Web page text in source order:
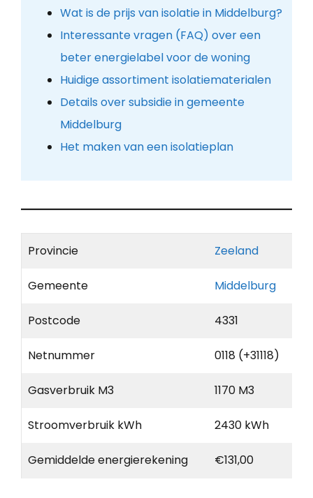
Wat is de prijs van isolatie in Middelburg?
Interessante vragen (FAQ) over een
beter energielabel voor de woning
Huidige assortiment isolatiematerialen
Details over subsidie in gemeente
Middelburg
Het maken van een isolatieplan
Provincie Zeeland
Gemeente Middelburg
Postcode 4331
Netnummer 0118 (+31118)
Gasverbruik M3 1170 M3
Stroomverbruik kWh 2430 kWh
Gemiddelde energierekening €131,00